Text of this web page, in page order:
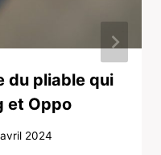
du pliable qui
et Oppo
2024